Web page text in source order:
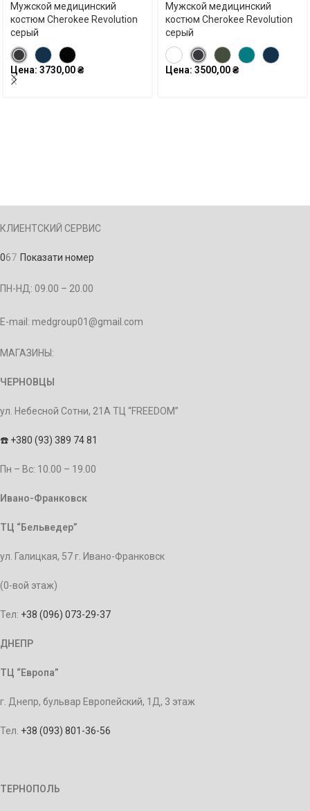
Мужской медицинский
костюм Cherokee Revolution
серый
Цена: 3730,00₴
Мужской медицинский
костюм Cherokee Revolution
серый
Цена: 3500,00₴
КЛИЕНТСКИЙ СЕРВИС
067 Показати номер
ПН-НД: 09.00 – 20.00
E-mail: medgroup01@gmail.com
МАГАЗИНЫ:
ЧЕРНОВЦЫ
ул. Небесной Сотни, 21А ТЦ “FREEDOM”
☎️ +380 (93) 389 74 81
Пн – Bc: 10.00 – 19.00
Ивано-Франковск
ТЦ “Бельведер”
ул. Галицкая, 57 г. Ивано-Франковск
(0-вой этаж)
Тел: +38 (096) 073-29-37
ДНЕПР
ТЦ “Европа”
г. Днепр, бульвар Европейский, 1Д, 3 этаж
Тел. +38 (093) 801-36-56
ТЕРНОПОЛЬ